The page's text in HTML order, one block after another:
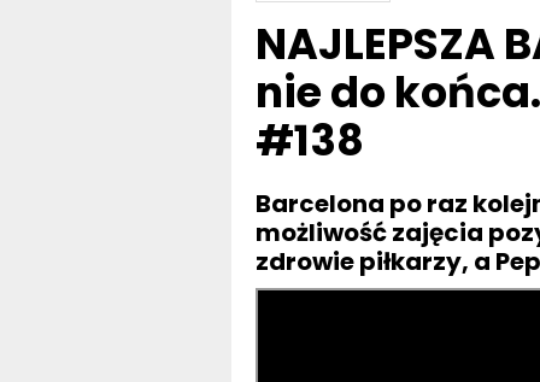
NAJLEPSZA
nie do
#138
Barcelona po raz
możliwość zajęcia
zdrowie piłkarzy, a